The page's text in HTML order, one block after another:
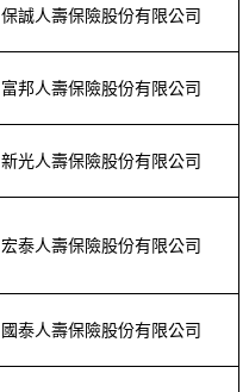
保誠人壽保險股份有限公司
富邦人壽保險股份有限公司
新光人壽保險股份有限公司
宏泰人壽保險股份有限公司
國泰人壽保險股份有限公司